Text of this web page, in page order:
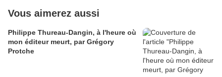
Vous aimerez aussi
Philippe Thureau-Dangin, à l'heure où
mon éditeur meurt, par Grégory
Protche